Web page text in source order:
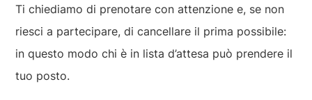
Ti chiediamo di prenotare con attenzione e, se non
riesci a partecipare, di cancellare il prima possibile:
in questo modo chi è in lista d’attesa può prendere il
tuo posto.